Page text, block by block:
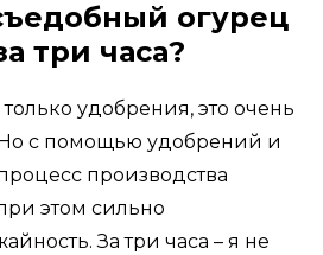
огурец
три часа?
удобрения, это очень
с помощью удобрений и
производства
этом сильно
За три часа – я не